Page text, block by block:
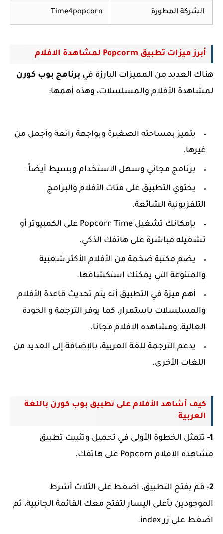
الشركة المطورة Time4popcorn
أبرز ميزات تطبيق Popcorm لمشاهدة الافلام
هناك العديد من المميزات البارزة في برنامج بوب كورن
لمشاهدة الأفلام والمسلسلات، وهذه أهمها:
يتميز بمساحته الصغيرة وبواجهة رائعة وأجمل من
غيرها.
برنامج مجاني وسهل الاستخدام وبسيط أيضاً.
يحتوي التطبيق على مئات الأفلام والبرامج
التلفزيونية الشائعة.
بإمكانك تشغيل Popcorn Time على الكمبيوتر أو
تشغيله مباشرة على هاتفك الذكي.
يضم مكتبة ضخمة من الأفلام الأكثر شعبية
والمتنوعة التي يمكنك استكشافها.
أهم ميزة في التطبيق أنه يتم تحديث قاعدة الأفلام
والمسلسلات باستمرار، كما يوفر الترجمة و الجودة
العالية، ومشاهده الافلام مجانا.
يدعم الترجمة للغة العربية، بالإضافة إلى العديد من
اللغات الأخرى.
كيف أشاهد الأفلام على تطبيق بوب كورن باللغة
العربية
1-
تتمثل الخطوة الأولى في تحميل وتثبيت تطبيق
مشاهده الافلام Popcorn على هاتفك.
2- قم بفتح التطبيق، اضغط على الثلاث أشرط
الموجودين بأعلى اليسار لتفتح معك القائمة الجانبية، ثم
اضغط على زر index.